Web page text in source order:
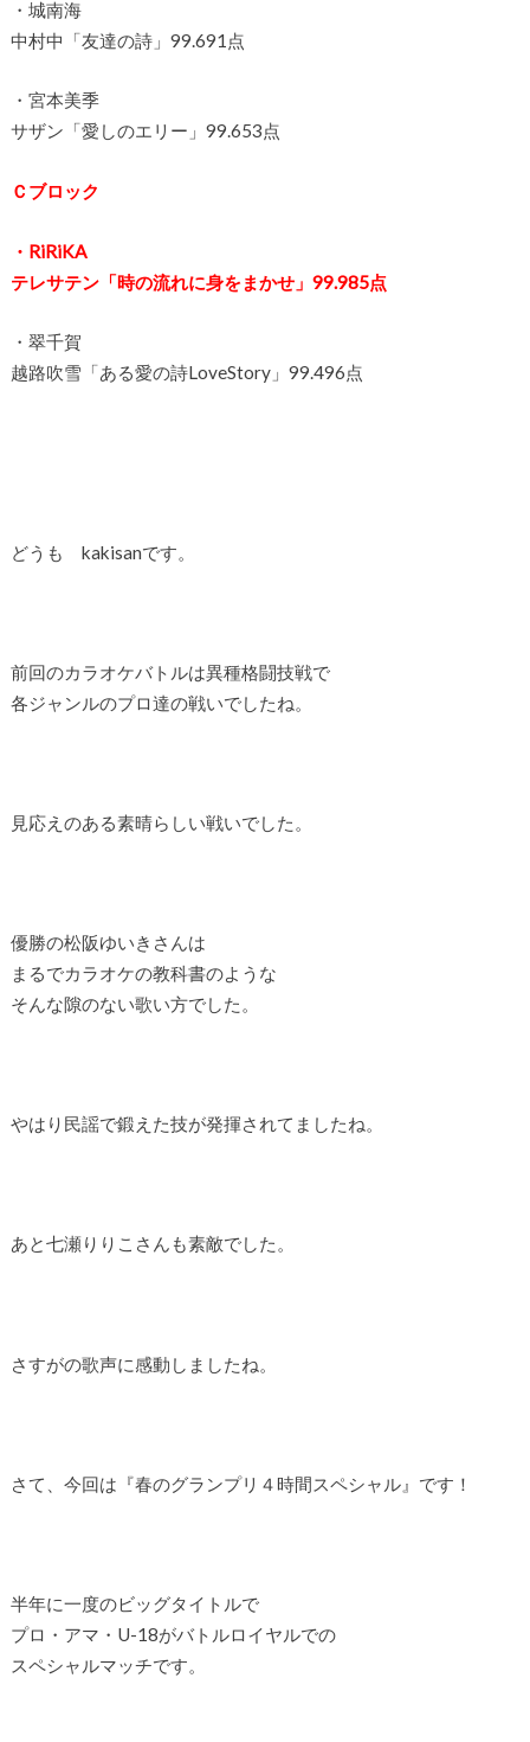
・城南海
中村中「友達の詩」99.691点
・宮本美季
サザン「愛しのエリー」99.653点
Ｃブロック
・RiRiKA
テレサテン「時の流れに身をまかせ」99.985点
・翠千賀
越路吹雪「ある愛の詩LoveStory」99.496点
どうも kakisanです。
前回のカラオケバトルは異種格闘技戦で
各ジャンルのプロ達の戦いでしたね。
見応えのある素晴らしい戦いでした。
優勝の松阪ゆいきさんは
まるでカラオケの教科書のような
そんな隙のない歌い方でした。
やはり民謡で鍛えた技が発揮されてましたね。
あと七瀬りりこさんも素敵でした。
さすがの歌声に感動しましたね。
さて、今回は『春のグランプリ４時間スペシャル』です！
半年に一度のビッグタイトルで
プロ・アマ・U-18がバトルロイヤルでの
スペシャルマッチです。